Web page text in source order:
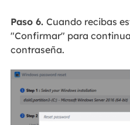
Paso 6. Cuando recibas
"Confirmar" para
contraseña.